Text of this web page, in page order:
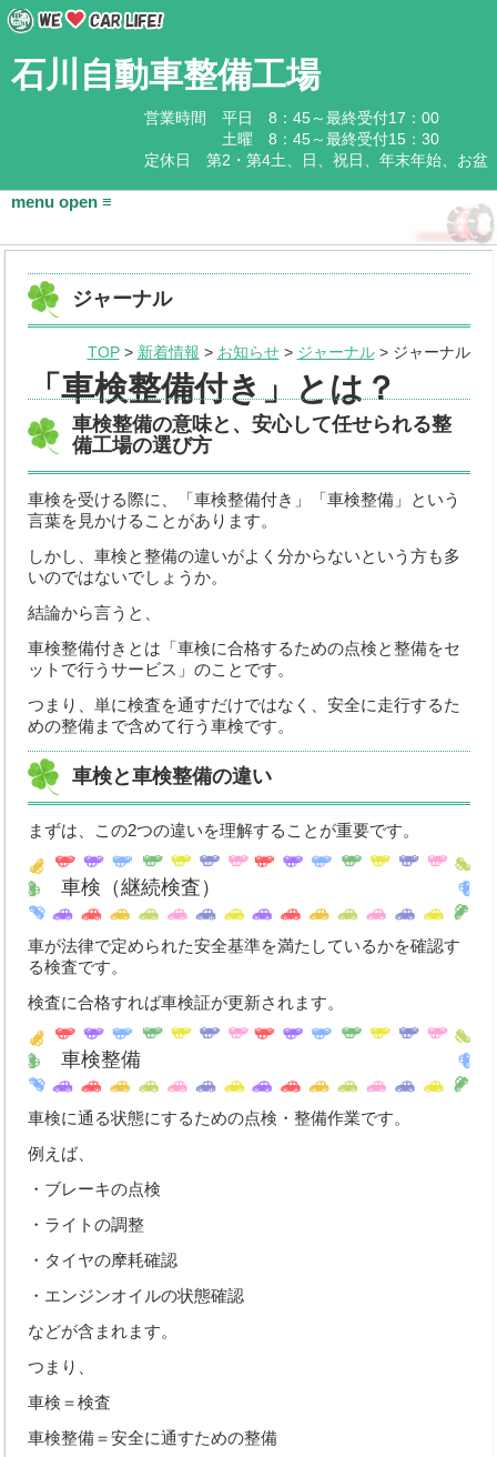
石川自動車整備工場
営業時間 平日 8：45～最終受付17：00
土曜 8：45～最終受付15：30
定休日 第2・第4土、日、祝日、年末年始、お盆
会社概要
基本情報
アクセス
石川企業グループ
取扱商品
お支払い方法
新車取扱メーカー
業務内容
オートオークション
鈑金・塗装
手続代行
レッカー対応
中古車買取
Q&A・お問合わせ
メールでのお問い合わせ
個人情報の取扱いについて
取扱商品
ジャーナル
TOP> 新着情報 > お知らせ> ジャーナル> ジャーナル
「車検整備付き」とは？
車検整備の意味と、安心して任せられる整
備工場の選び方
車検を受ける際に、「車検整備付き」「車検整備」という
言葉を見かけることがあります。
しかし、車検と整備の違いがよく分からないという方も多
いのではないでしょうか。
結論から言うと、
車検整備付きとは「車検に合格するための点検と整備をセ
ットで行うサービス」のことです。
つまり、単に検査を通すだけではなく、安全に走行するた
めの整備まで含めて行う車検です。
車検と車検整備の違い
まずは、この2つの違いを理解することが重要です。
車検（継続検査）
車が法律で定められた安全基準を満たしているかを確認す
る検査です。
検査に合格すれば車検証が更新されます。
車検整備
車検に通る状態にするための点検・整備作業です。
例えば、
・ブレーキの点検
・ライトの調整
・タイヤの摩耗確認
・エンジンオイルの状態確認
などが含まれます。
つまり、
車検＝検査
車検整備＝安全に通すための整備